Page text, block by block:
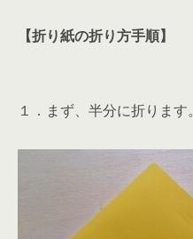
【折り紙の折り方手順】
１．まず、半分に折ります。